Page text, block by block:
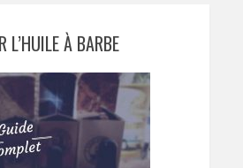
L’HUILE À BARBE